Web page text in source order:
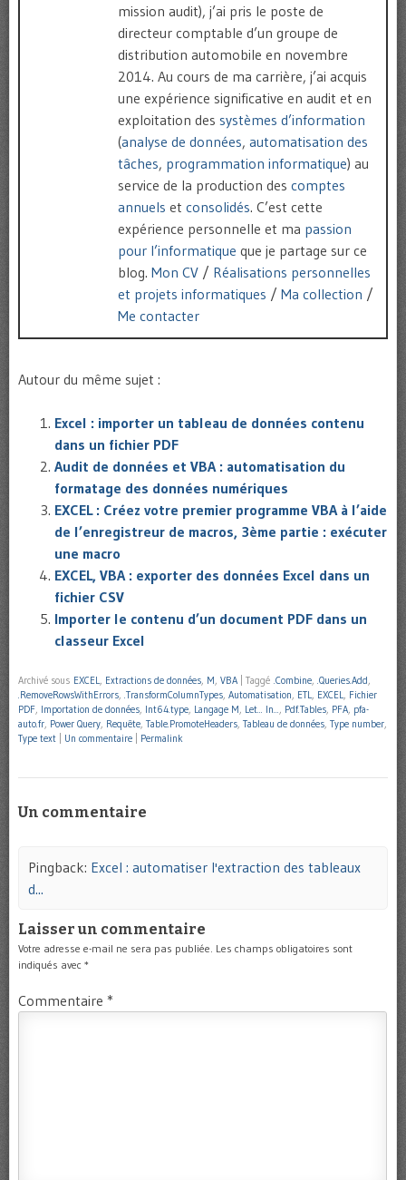
mission audit), j’ai pris le poste de
directeur comptable d’un groupe de
distribution automobile en novembre
2014. Au cours de ma carrière, j’ai acquis
une expérience significative en audit et en
exploitation des systèmes d’information
(analyse de données, automatisation des
tâches, programmation informatique) au
service de la production des comptes
annuels et consolidés. C’est cette
expérience personnelle et ma passion
pour l’informatique que je partage sur ce
blog. Mon CV / Réalisations personnelles
et projets informatiques / Ma collection /
Me contacter
Autour du même sujet :
Excel : importer un tableau de données contenu
dans un fichier PDF
Audit de données et VBA : automatisation du
formatage des données numériques
EXCEL : Créez votre premier programme VBA à l’aide
de l’enregistreur de macros, 3ème partie : exécuter
une macro
EXCEL, VBA : exporter des données Excel dans un
fichier CSV
Importer le contenu d’un document PDF dans un
classeur Excel
Archivé sous EXCEL, Extractions de données, M, VBA Taggé .Combine, .Queries.Add,
.RemoveRowsWithErrors, .TransformColumnTypes, Automatisation, ETL, EXCEL, Fichier
PDF, Importation de données, Int64.type, Langage M, Let... In..., Pdf.Tables, PFA, pfa-
auto.fr, Power Query, Requête, Table.PromoteHeaders, Tableau de données, Type number,
Type text
Un commentaire Permalink
Un commentaire
Pingback: Excel : automatiser l'extraction des tableaux
d...
Laisser un commentaire
Votre adresse e-mail ne sera pas publiée. Les champs obligatoires sont
indiqués avec *
Commentaire *